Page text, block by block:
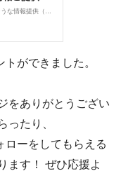
ができました。
をありがとうござい
ったり、
ローをしてもらえる
ます！ ぜひ応援よ